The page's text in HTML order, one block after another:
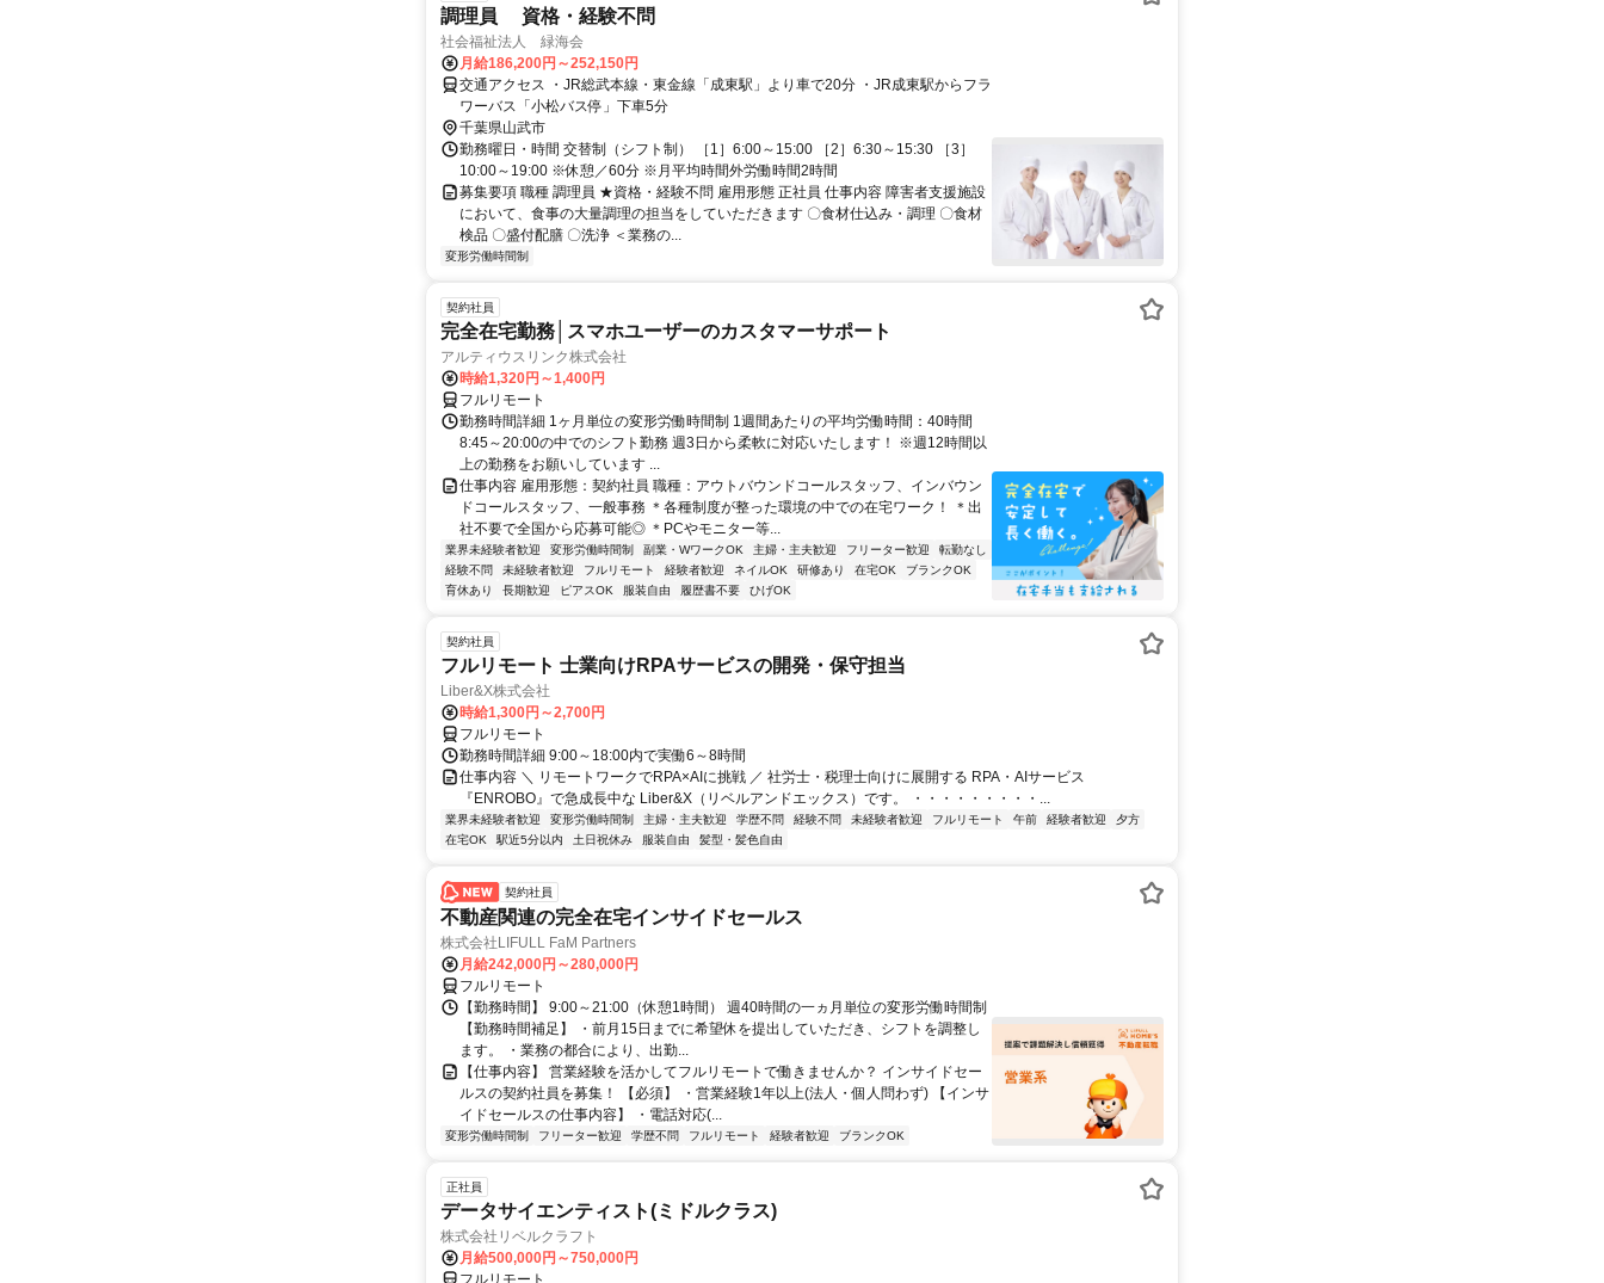
調理員 資格・経験不問
社会福祉法人 緑海会
月給186,200円～252,150円
交通アクセス ・JR総武本線・東金線「成東駅」より車で20分 ・JR成東駅からフラ
ワーバス「小松バス停」下車5分
千葉県山武市
勤務曜日・時間 交替制（シフト制） ［1］6:00～15:00 ［2］6:30～15:30 ［3］
10:00～19:00 ※休憩／60分 ※月平均時間外労働時間2時間
募集要項 職種 調理員 ★資格・経験不問 雇用形態 正社員 仕事内容 障害者支援施設
において、食事の大量調理の担当をしていただきます 〇食材仕込み・調理 〇食材
検品 〇盛付配膳 〇洗浄 ＜業務の...
変形労働時間制
契約社員
完全在宅勤務│スマホユーザーのカスタマーサポート
アルティウスリンク株式会社
時給1,320円～1,400円
フルリモート
勤務時間詳細 1ヶ月単位の変形労働時間制 1週間あたりの平均労働時間：40時間
8:45～20:00の中でのシフト勤務 週3日から柔軟に対応いたします！ ※週12時間以
上の勤務をお願いしています ...
仕事内容 雇用形態：契約社員 職種：アウトバウンドコールスタッフ、インバウン
ドコールスタッフ、一般事務 ＊各種制度が整った環境の中での在宅ワーク！ ＊出
社不要で全国から応募可能◎ ＊PCやモニター等...
業界未経験者歓迎 変形労働時間制 副業・WワークOK 主婦・主夫歓迎 フリーター歓迎
転勤なし
経験不問
未経験者歓迎 フルリモート 経験者歓迎 ネイルOK 研修あり 在宅OK
ブランクOK
育休あり
長期歓迎 ピアスOK 服装自由 履歴書不要 ひげOK
契約社員
フルリモート 士業向けRPAサービスの開発・保守担当
Liber&X株式会社
時給1,300円～2,700円
フルリモート
勤務時間詳細 9:00～18:00内で実働6～8時間
仕事内容 ＼ リモートワークでRPA×AIに挑戦 ／ 社労士・税理士向けに展開する RPA・AIサービス
『ENROBO』で急成長中な Liber&X（リベルアンドエックス）です。 ・・・・・・・・・...
業界未経験者歓迎 変形労働時間制 主婦・主夫歓迎 学歴不問 経験不問 未経験者歓迎 フルリモート 午前 経験者歓迎
夕方
在宅OK
駅近5分以内 土日祝休み 服装自由 髪型・髪色自由
契約社員
不動産関連の完全在宅インサイドセールス
株式会社LIFULL FaM Partners
月給242,000円～280,000円
フルリモート
【勤務時間】 9:00～21:00（休憩1時間） 週40時間の一ヵ月単位の変形労働時間制
【勤務時間補足】 ・前月15日までに希望休を提出していただき、シフトを調整し
ます。 ・業務の都合により、出勤...
【仕事内容】 営業経験を活かしてフルリモートで働きませんか？ インサイドセー
ルスの契約社員を募集！ 【必須】 ・営業経験1年以上(法人・個人問わず) 【インサ
イドセールスの仕事内容】 ・電話対応(...
変形労働時間制 フリーター歓迎 学歴不問 フルリモート 経験者歓迎 ブランクOK
正社員
データサイエンティスト(ミドルクラス)
株式会社リベルクラフト
月給500,000円～750,000円
フルリモート